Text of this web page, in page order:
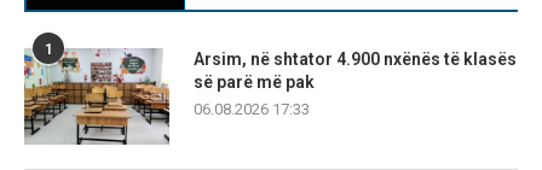
1
Arsim, në shtator 4.900 nxënës të klasës
së parë më pak
06.08.2026 17:33